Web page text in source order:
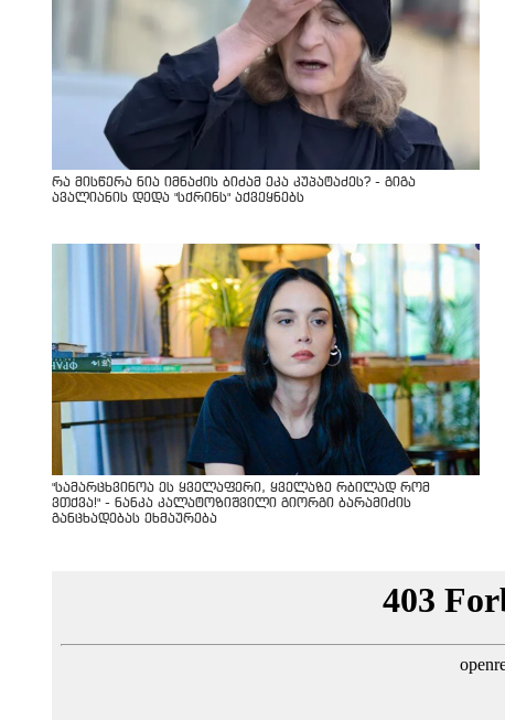
რა მისწერა ნია იმნაძის ბიძამ ეკა კუპატაძეს? - გიგა
ავალიანის დედა "სქრინს" აქვეყნებს
"სა­მარ­ცხვი­ნოა ეს ყვე­ლა­ფე­რი, ყვე­ლა­ზე რბი­ლად რომ
ვთქვა!" - ნანკა კალატოზიშვილი გიორგი ბარამიძის
განცხადებას ეხმაურება